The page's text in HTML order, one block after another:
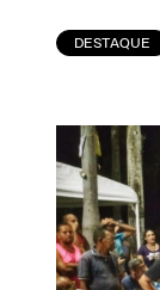
DESTAQUE